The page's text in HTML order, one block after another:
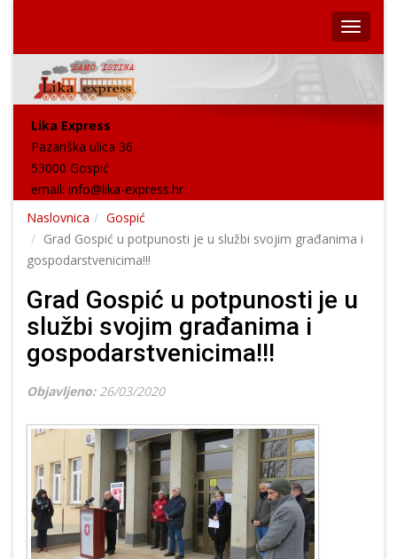
Lika Express
Pazariška ulica 36
53000 Gospić
email: info@lika-express.hr
Naslovnica
Gospić
Grad Gospić u potpunosti je u službi svojim građanima i
gospodarstvenicima!!!
Grad Gospić u potpunosti je u
službi svojim građanima i
gospodarstvenicima!!!
Objavljeno: 26/03/2020